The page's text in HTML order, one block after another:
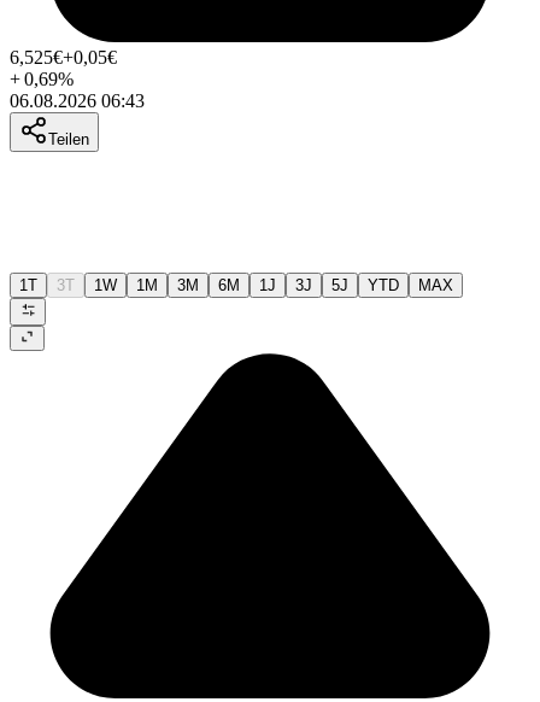
6,525€+0,05€
+0,69%
06.08.2026 06:43
Teilen
1T 3T 1W 1M 3M 6M 1J 3J 5J YTD MAX